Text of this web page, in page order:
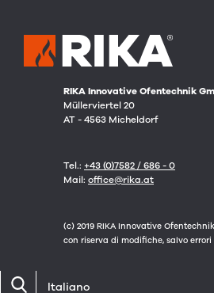
Italiano
RIKA Innovative Ofentechnik
Müllerviertel 20
AT - 4563 Micheldorf
Tel.: +43 (0)7582 / 686 - 0
Mail: office@rika.at
(c) 2019 RIKA Innovative
con riserva di modifiche, salvo errori